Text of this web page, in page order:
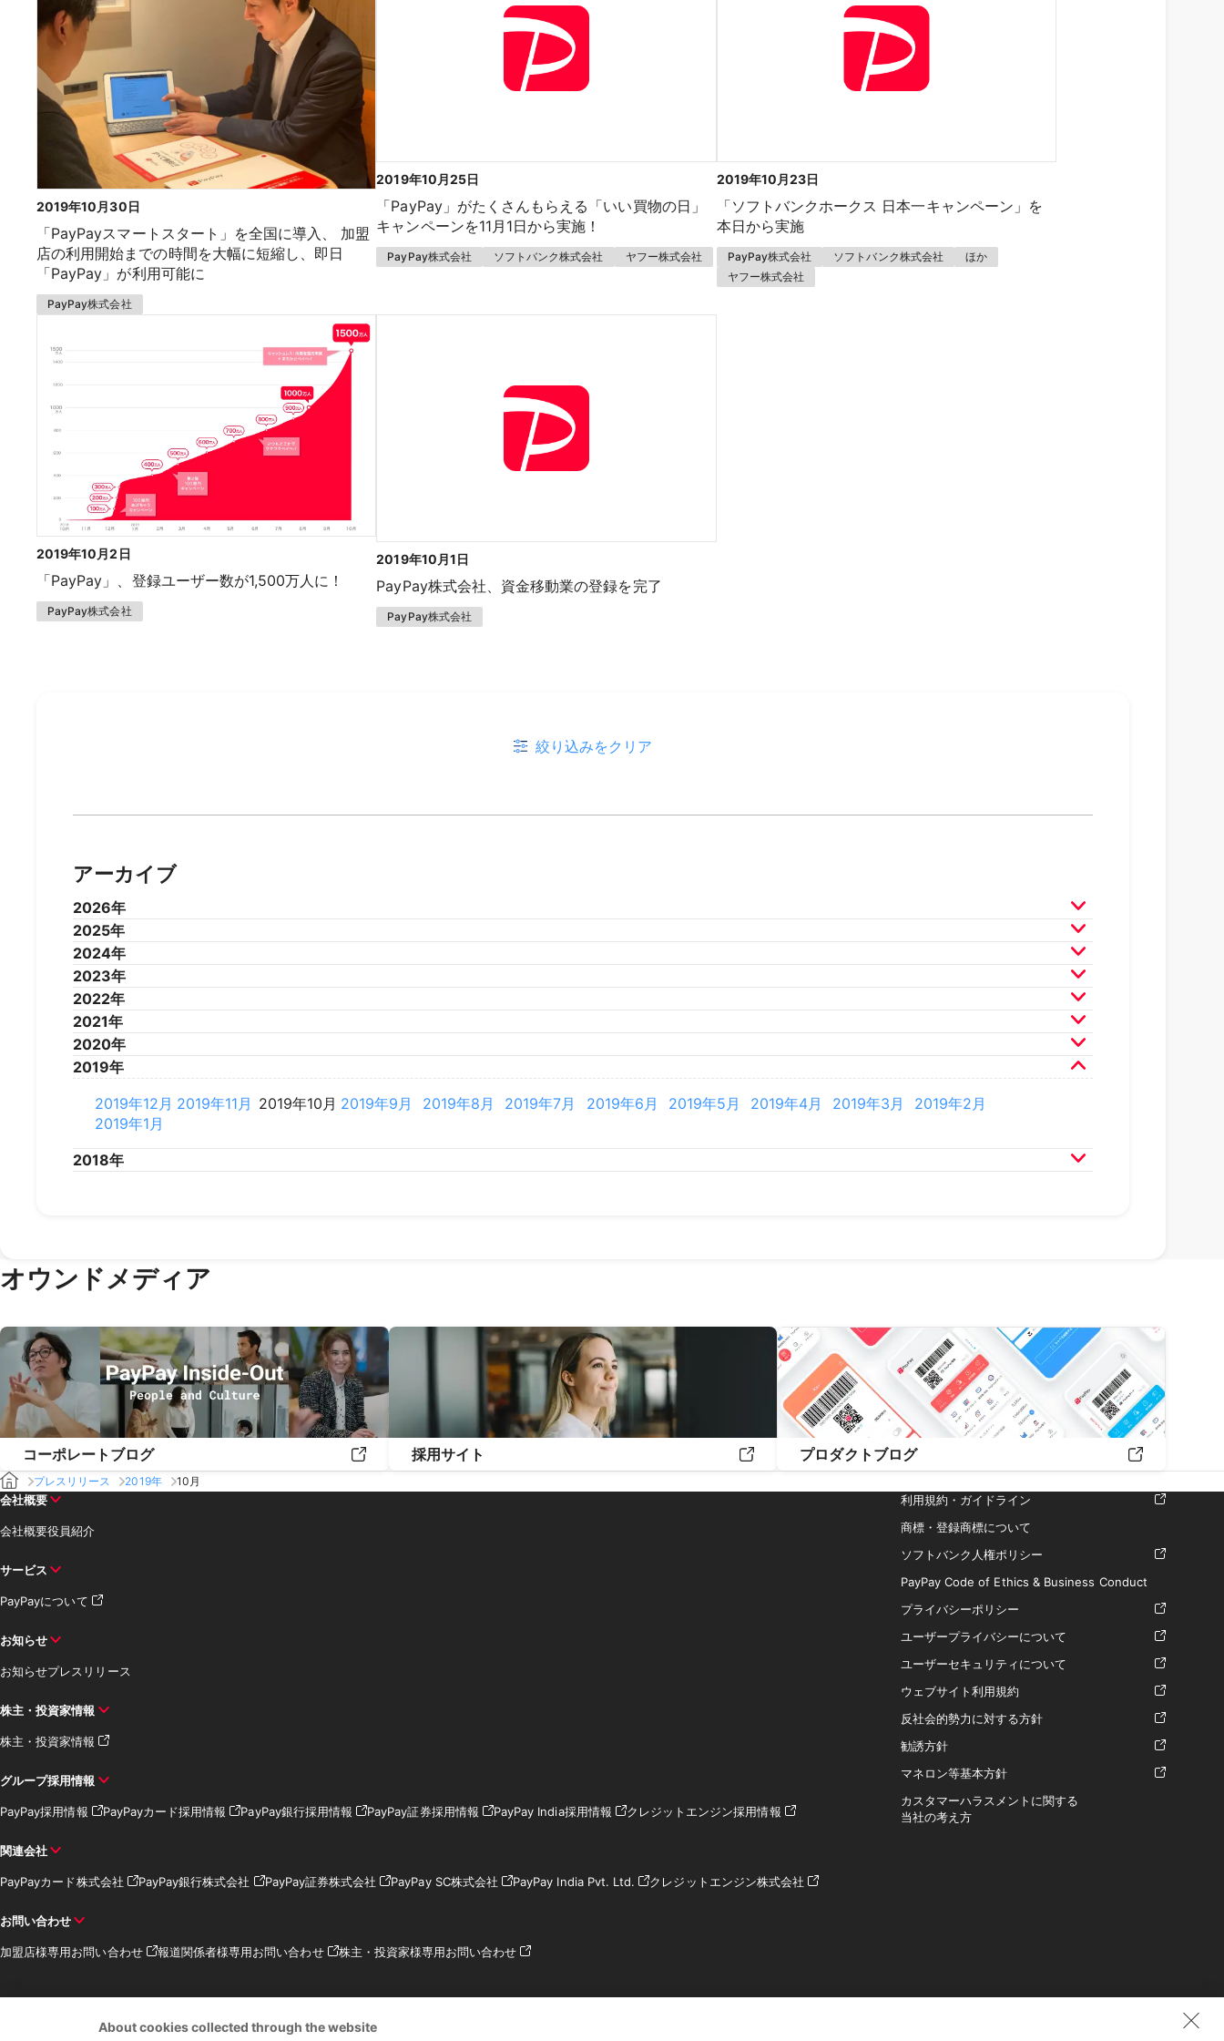
2019年10月30日
「PayPayスマートスタート」を全国に導入、 加盟
店の利用開始までの時間を大幅に短縮し、即日
「PayPay」が利用可能に
PayPay株式会社
2019年10月25日
「PayPay」がたくさんもらえる「いい買物の日」
キャンペーンを11月1日から実施！
PayPay株式会社 ソフトバンク株式会社 ヤフー株式会社
2019年10月23日
「ソフトバンクホークス 日本一キャンペーン」を
本日から実施
PayPay株式会社 ソフトバンク株式会社
ほか
ヤフー株式会社
2019年10月2日
「PayPay」、登録ユーザー数が1,500万人に！
PayPay株式会社
2019年10月1日
PayPay株式会社、資金移動業の登録を完了
PayPay株式会社
絞り込みをクリア
アーカイブ
2026年
2026年7月 2026年6月 2026年5月 2026年4月 2026年3月 2026年2月
2025年
2025年12月2025年11月2025年10月2025年9月 2025年8月 2025年7月 2025年6月 2025年5月 2025年4月 2025年3月 2025年2月
2025年1月
2024年
2024年12月2024年11月2024年10月2024年9月 2024年8月 2024年7月 2024年6月 2024年5月 2024年4月 2024年3月 2024年2月
2024年1月
2023年
2023年12月2023年11月2023年10月2023年9月 2023年8月 2023年7月 2023年6月 2023年5月 2023年4月 2023年3月 2023年2月
2023年1月
2022年
2022年12月2022年11月2022年10月2022年9月 2022年8月 2022年7月 2022年6月 2022年5月 2022年4月 2022年3月 2022年2月
2022年1月
2021年
2021年12月2021年11月 2021年10月2021年9月 2021年8月 2021年7月 2021年6月 2021年5月 2021年4月 2021年3月 2021年2月
2021年1月
2020年
2020年12月2020年11月 2020年10月2020年9月 2020年8月 2020年7月 2020年6月 2020年5月 2020年4月 2020年3月
2020年2月
2020年1月
2019年
2019年12月 2019年11月 2019年10月 2019年9月 2019年8月 2019年7月 2019年6月 2019年5月 2019年4月 2019年3月
2019年2月
2019年1月
2018年
オウンドメディア
コーポレートブログ 採用サイト プロダクトブログ
プレスリリース 2019年 10月
会社概要
会社概要役員紹介
サービス
PayPayについて
お知らせ
お知らせプレスリリース
株主・投資家情報
株主・投資家情報
グループ採用情報
PayPay採用情報 PayPayカード採用情報 PayPay銀行採用情報 PayPay証券採用情報 PayPay India採用情報 クレジットエンジン採用情報
関連会社
PayPayカード株式会社 PayPay銀行株式会社 PayPay証券株式会社 PayPay SC株式会社 PayPay India Pvt. Ltd. クレジットエンジン株式会社
お問い合わせ
加盟店様専用お問い合わせ 報道関係者様専用お問い合わせ 株主・投資家様専用お問い合わせ
利用規約・ガイドライン
商標・登録商標について
ソフトバンク人権ポリシー
PayPay Code of Ethics & Business Conduct
プライバシーポリシー
ユーザープライバシーについて
ユーザーセキュリティについて
ウェブサイト利用規約
反社会的勢力に対する方針
勧誘方針
マネロン等基本方針
カスタマーハラスメントに関する
当社の考え方
About cookies collected through the website